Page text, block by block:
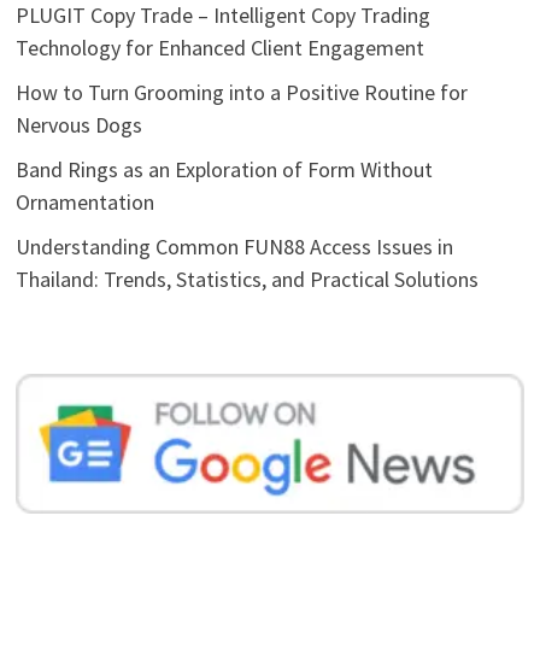
PLUGIT Copy Trade – Intelligent Copy Trading
Technology for Enhanced Client Engagement
How to Turn Grooming into a Positive Routine for
Nervous Dogs
Band Rings as an Exploration of Form Without
Ornamentation
Understanding Common FUN88 Access Issues in
Thailand: Trends, Statistics, and Practical Solutions